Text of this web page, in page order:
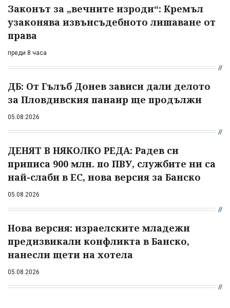
Законът за „вечните изроди“: Кремъл
узаконява извънсъдебното лишаване от
права
преди 8 часа
ДБ: От Гълъб Донев зависи дали делото
за Пловдивския панаир ще продължи
05.08.2026
ДЕНЯТ В НЯКОЛКО РЕДА: Радев си
приписа 900 млн. по ПВУ, службите ни са
най-слаби в ЕС, нова версия за Банско
05.08.2026
Нова версия: израелските младежи
предизвикали конфликта в Банско,
нанесли щети на хотела
05.08.2026